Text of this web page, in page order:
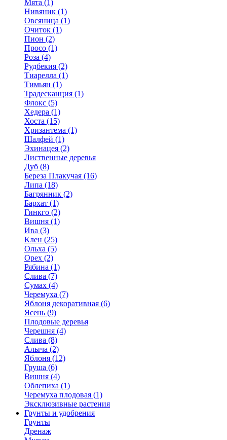
Мята (1)
Нивяник (1)
Овсяница (1)
Очиток (1)
Пион (2)
Просо (1)
Роза (4)
Рудбекия (2)
Тиарелла (1)
Тимьян (1)
Традесканция (1)
Флокс (5)
Хедера (1)
Хоста (15)
Хризантема (1)
Шалфей (1)
Эхинацея (2)
Лиственные деревья
Дуб (8)
Береза Плакучая (16)
Липа (18)
Багрянник (2)
Бархат (1)
Гинкго (2)
Вишня (1)
Ива (3)
Клен (25)
Ольха (5)
Орех (2)
Рябина (1)
Слива (7)
Сумах (4)
Черемуха (7)
Яблоня декоративная (6)
Ясень (9)
Плодовые деревья
Черешня (4)
Слива (8)
Алыча (2)
Яблоня (12)
Груша (6)
Вишня (4)
Облепиха (1)
Черемуха плодовая (1)
Эксклюзивные растения
Грунты и удобрения
Грунты
Дренаж